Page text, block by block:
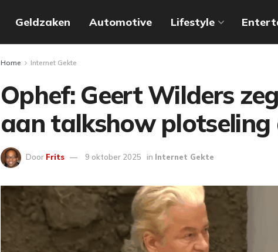
Geldzaken Automotive Lifestyle
Home Internet Gekte
Ophef: Geert Wilders
aan talkshow plotseling
Door Frits 9 oktober 2025 in Internet Gekte